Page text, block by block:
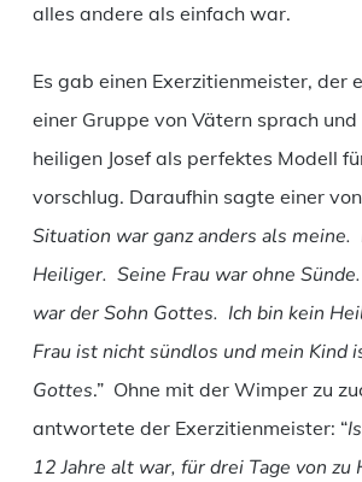
alles andere als einfach war.
Es gab einen Exerzitienmeister, der
einer Gruppe von Vätern sprach und
heiligen Josef als perfektes Modell
vorschlug. Daraufhin sagte einer von
Situation war ganz anders als meine.
Heiliger. Seine Frau war ohne
war der Sohn Gottes. Ich bin kein
Frau ist nicht sündlos und mein Kind
Gottes.” Ohne mit der Wimper zu
antwortete der Exerzitienmeister: “
12 Jahre alt war, für drei Tage von zu